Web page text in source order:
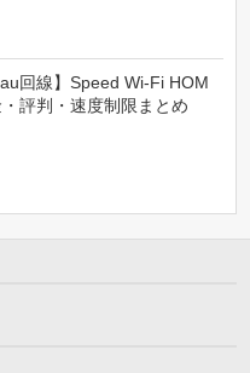
au回線】Speed Wi-Fi HOM
評判・速度制限まとめ